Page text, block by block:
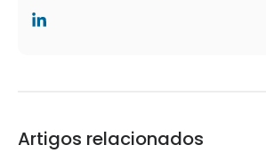
Artigos relacionados